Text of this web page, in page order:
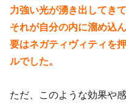
力強い光が湧き出してきて
それが自分の内に溜め込
要はネガティヴィティを
ルでした。
ただ、このような効果や